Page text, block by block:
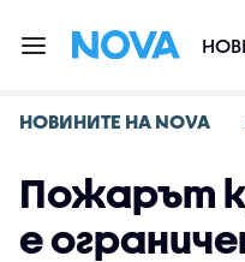
НОВИНИТЕ НА NOVA
Пожарът
е